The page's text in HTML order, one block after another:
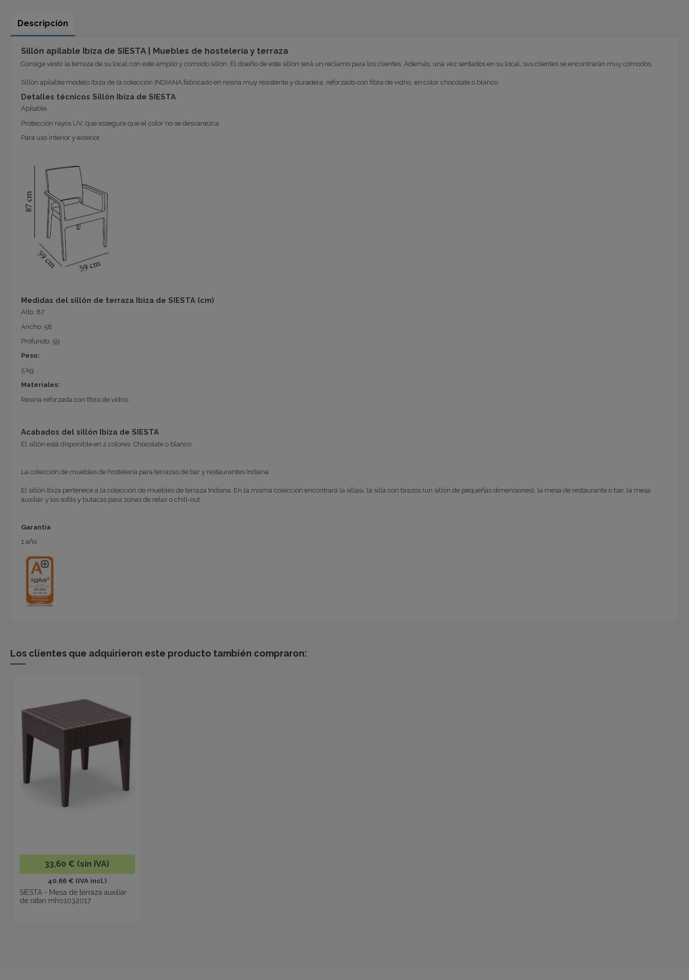
Descripción
Sillón apilable Ibiza de SIESTA | Muebles de hostelería y terraza
Consiga vestir la terraza de su local con este amplio y cómodo sillón. El diseño de este sillón será un reclamo para los clientes. Además, una vez sentados en su local, sus clientes se encontrarán muy cómodos.
Sillón apilable modelo Ibiza de la colección INDIANA,fabricado en resina muy resistente y duradera, reforzado con fibra de vidrio, en color chocolate o blanco.
Detalles técnicos Sillón Ibiza de SIESTA
Apilable.
Protección rayos UV, que assegura que el color no se desvanezca.
Para uso interior y exterior.
Medidas del sillón de terraza Ibiza de SIESTA (cm)
Alto: 87
Ancho: 58
Profundo: 59
Peso:
5 kg
Materiales:
Resina reforzada con fibra de vidrio.
Acabados del sillón Ibiza de SIESTA
El sillón está disponible en 2 colores: Chocolate o blanco
La colección de muebles de hostelería para terrazas de bar y restaurantes Indiana
El sillón Ibiza pertenece a la colección de muebles de terraza Indiana. En la misma colección encontrará la sillas¡, la silla con brazos (un sillón de pequeñas dimensiones), la mesa de restaurante o bar, la mesa
auxiliar y los sofás y butacas para zonas de relax o chill-out.
Garantía
1 año
Los clientes que adquirieron este producto también compraron:
33,60 € (sin IVA)
40.66 € (IVA incl.)
SIESTA - Mesa de terraza auxiliar
de ratan mho1032017